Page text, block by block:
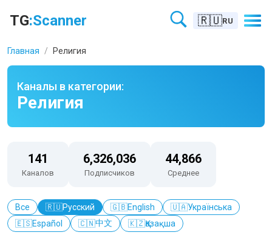
TG:Scanner 🇷🇺RU
Главная / Религия
Каналы в категории:
Религия
141
Каналов
6,326,036
Подписчиков
44,866
Среднее
Все 🇷🇺Русский 🇬🇧English 🇺🇦Українська
🇪🇸Español 🇨🇳中文 🇰🇿Қазақша